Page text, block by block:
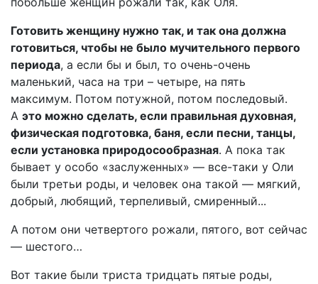
Готовить женщину нужно так, и так она должна
готовиться, чтобы не было мучительного первого
периода, а если бы и был, то очень-очень
маленький, часа на три – четыре, на пять
максимум. Потом потужной, потом последовый.
А это можно сделать, если правильная духовная,
физическая подготовка, баня, если песни, танцы,
если установка природосообразная. А пока так
бывает у особо «заслуженных» — все-таки у Оли
были третьи роды, и человек она такой — мягкий,
добрый, любящий, терпеливый, смиренный...
А потом они четвертого рожали, пятого, вот сейчас
— шестого…
Вот такие были триста тридцать пятые роды,